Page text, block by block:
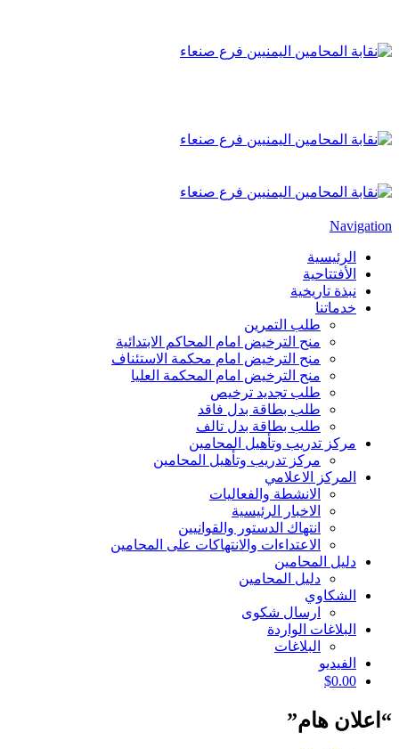
Navigation
الرئيسية
الأفتتاحية
نبذة تاريخية
خدماتنا
طلب التمرين
منح الترخيض امام المحاكم الابتدائية
منح الترخيض امام محكمة الاستئناف
منح الترخيض امام المحكمة العليا
طلب تجديد ترخيص
طلب بطاقة بدل فاقد
طلب بطاقة بدل تالف
مركز تدريب وتأهيل المحامين
مركز تدريب وتأهيل المحامين
المركز الاعلامي
الانشطة والفعاليات
الاخبار الرئيسية
انتهاك الدستور والقوانيين
الاعتداءات والانتهاكات على المحامين
دليل المحامين
دليل المحامين
الشكاوي
ارسال شكوى
البلاغات الواردة
البلاغات
الفيديو
$0.00
“اعلان هام”